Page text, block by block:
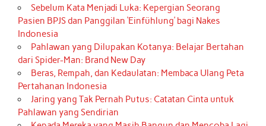
Sebelum Kata Menjadi Luka: Kepergian Seorang
Pasien BPJS dan Panggilan ‘Einfühlung’ bagi Nakes
Indonesia
Pahlawan yang Dilupakan Kotanya: Belajar Bertahan
dari Spider-Man: Brand New Day
Beras, Rempah, dan Kedaulatan: Membaca Ulang Peta
Pertahanan Indonesia
Jaring yang Tak Pernah Putus: Catatan Cinta untuk
Pahlawan yang Sendirian